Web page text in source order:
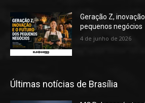
Geração Z,
pequenos negócios
4 de junho de 2026
Últimas notícias de Brasília